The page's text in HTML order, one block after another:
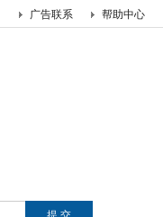
帮助中心
广告联系